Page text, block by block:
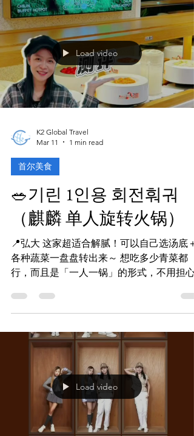
略
🌸 弘大粉色观光巴士麻自由行超好用！我们
私人团客人偶尔会想要一两天自由行时间，
会推荐这条路线。 整条路线串联麻浦区最精
华的几个点👇 ✔ 望远市场（吃地道韩国小
吃） ✔ 望远汉江公园（夕阳野餐超美🌅） ✔
京义线森林公园（弘大延南洞散步路线） ✔
松跑完超多景点，外型又可爱，小朋友、情
用走很多路 自由行新手直接跟着坐就对了～
从弘大出发最方便 想轻松玩麻浦区的旅人，
一定要存👍 tips： 怎么查粉巴到站时间？
copy 这个 마포순환열차버스 到 navermap
能实时查看巴士位置哦
K2 Global Travel
Mar 11
1 min read
首尔美食
🥗기린 1인용 회전훠궈
（麒麟 单人旋转火锅）
📍弘大 这家超适合解腻！可以自己选汤底＋
各种蔬菜一盘盘转出来～ 想吃多少青菜都
行，而且是「一人一锅」的形式，不用担心
味不一样。 有香菇、娃娃菜、金针菇、菠
菜、油豆腐、玉米、豆皮等满满绿意！🌿 👉